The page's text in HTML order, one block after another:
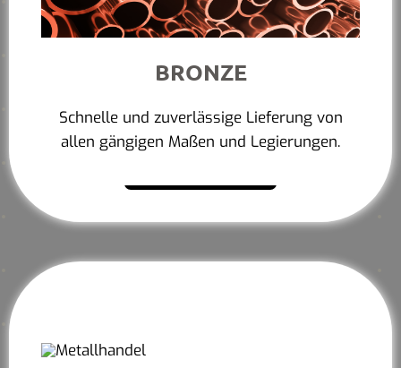
BRONZE
Schnelle und zuverlässige Lieferung von
allen gängigen Maßen und Legierungen.